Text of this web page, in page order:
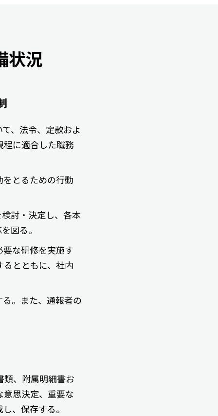
状況
、法令、定款およ
程に適合した職務
とるための行動
討・決定し、各本
図る。
な研修を実施す
とともに、社内
。また、通報者の
類、附属明細書お
思決定、重要な
、保存する。